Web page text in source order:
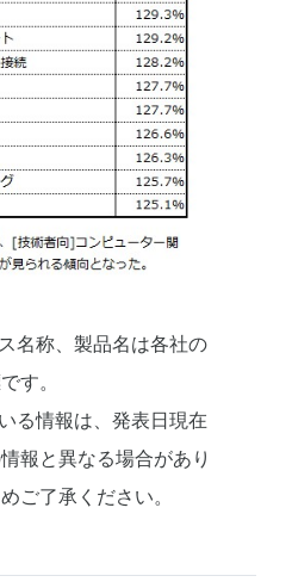
名称、製品名は各社の
す。
る情報は、発表日現在
報と異なる場合があり
ご了承ください。